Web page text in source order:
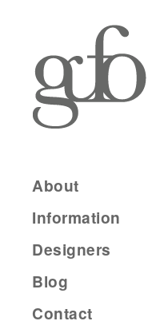
About
Information
Designers
Blog
Contact